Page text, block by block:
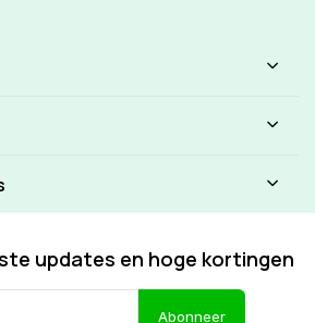
updates en hoge kortingen
Abonneer